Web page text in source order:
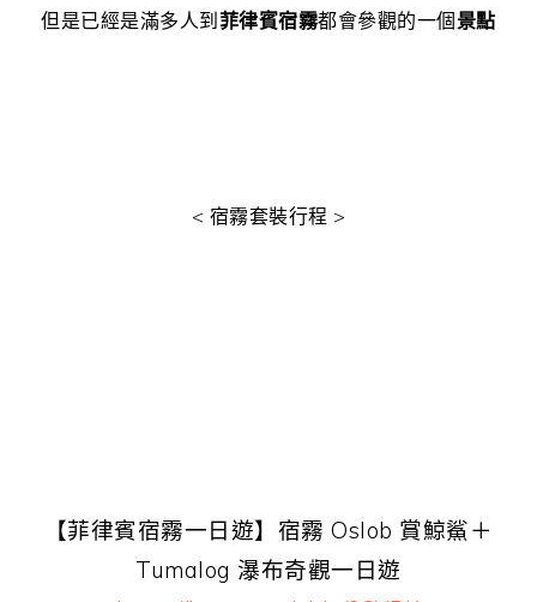
但是已經是滿多人到 菲律賓宿霧都會參觀的一個景點
< 宿霧套裝行程 >
【菲律賓宿霧一日遊】宿霧 Oslob 賞鯨鯊＋
Tumalog 瀑布奇觀一日遊